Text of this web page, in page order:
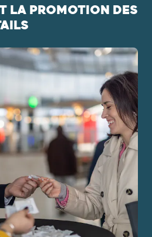
LA PROMOTION DES